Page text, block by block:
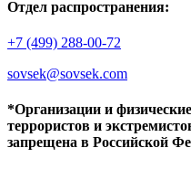
Отдел распространения:
+7 (499) 288-00-72
sovsek@sovsek.com
*Организации и
террористов и
запрещена в Российской